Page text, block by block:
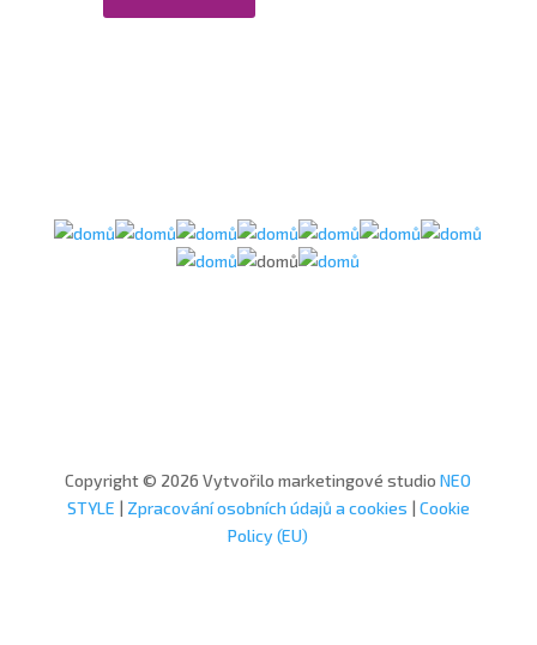
Copyright © 2026 Vytvořilo marketingové studioNEO
STYLE | Zpracování osobních údajů a cookies | Cookie
Policy (EU)